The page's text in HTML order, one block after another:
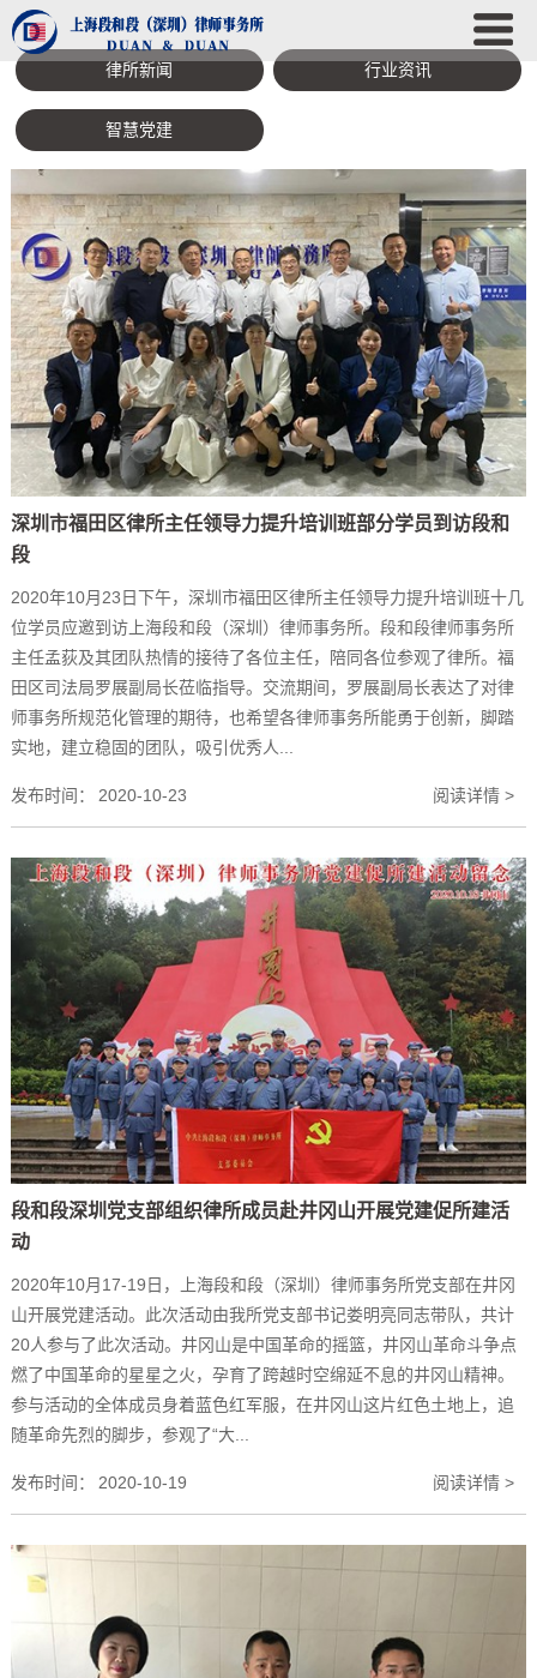
律所新闻 行业资讯
智慧党建
深圳市福田区律所主任领导力提升培训班部分学员到访段和
段
2020年10月23日下午，深圳市福田区律所主任领导力提升培训班十几
位学员应邀到访上海段和段（深圳）律师事务所。段和段律师事务所
主任孟荻及其团队热情的接待了各位主任，陪同各位参观了律所。福
田区司法局罗展副局长莅临指导。交流期间，罗展副局长表达了对律
师事务所规范化管理的期待，也希望各律师事务所能勇于创新，脚踏
实地，建立稳固的团队，吸引优秀人...
发布时间： 2020-10-23 阅读详情 >
段和段深圳党支部组织律所成员赴井冈山开展党建促所建活
动
2020年10月17-19日，上海段和段（深圳）律师事务所党支部在井冈
山开展党建活动。此次活动由我所党支部书记娄明亮同志带队，共计
20人参与了此次活动。井冈山是中国革命的摇篮，井冈山革命斗争点
燃了中国革命的星星之火，孕育了跨越时空绵延不息的井冈山精神。
参与活动的全体成员身着蓝色红军服，在井冈山这片红色土地上，追
随革命先烈的脚步，参观了“大...
发布时间： 2020-10-19 阅读详情 >